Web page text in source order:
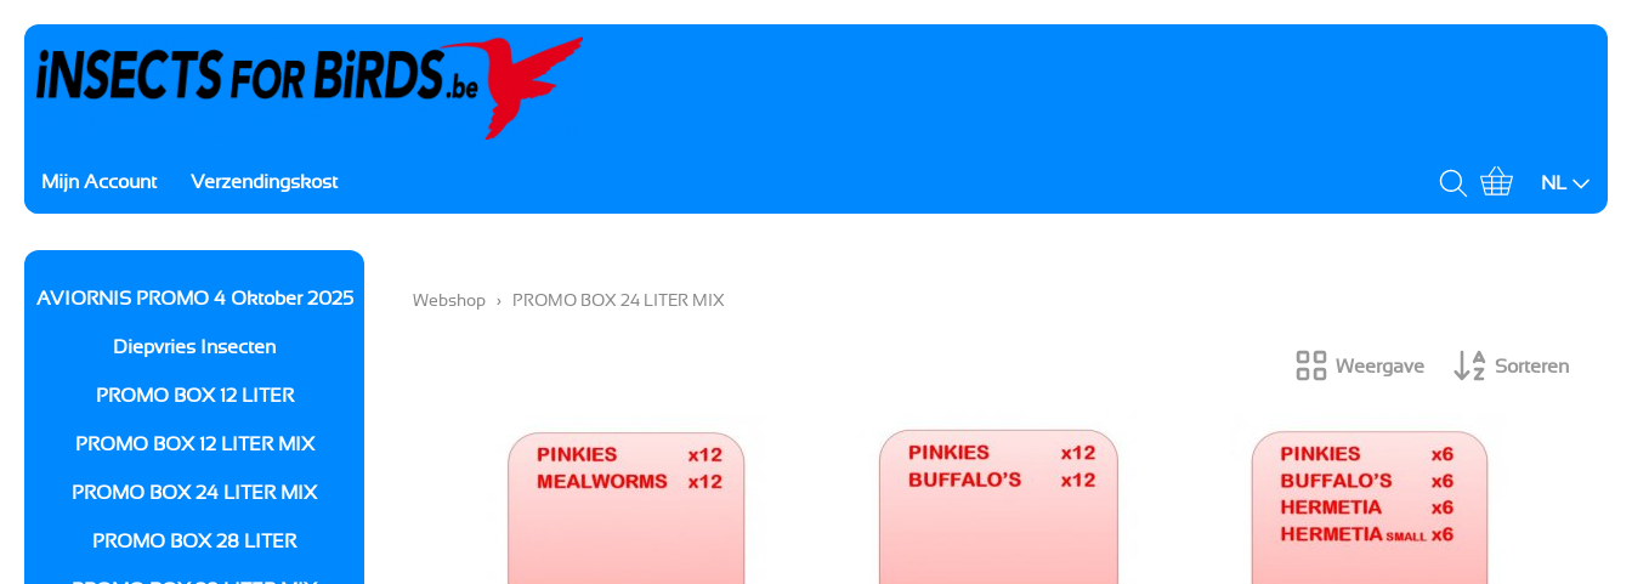
Mijn Account Verzendingskost NL
AVIORNIS PROMO 4 Oktober 2025
Diepvries Insecten
PROMO BOX 12 LITER
PROMO BOX 12 LITER MIX
PROMO BOX 24 LITER MIX
PROMO BOX 28 LITER
Webshop › PROMO BOX 24 LITER MIX
Weergave Sorteren